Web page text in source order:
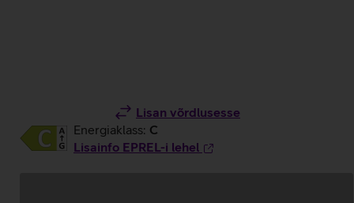
Lisan võrdlusesse
Energiaklass: C
Lisainfo EPREL-i lehel